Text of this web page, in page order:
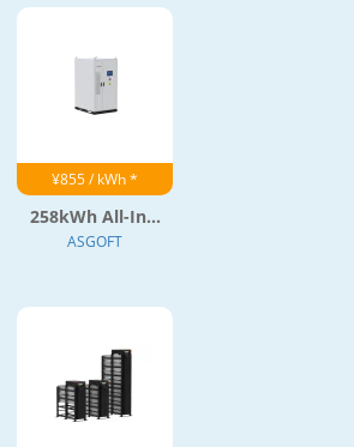
¥855 / kWh *
258kWh All-In...
ASGOFT